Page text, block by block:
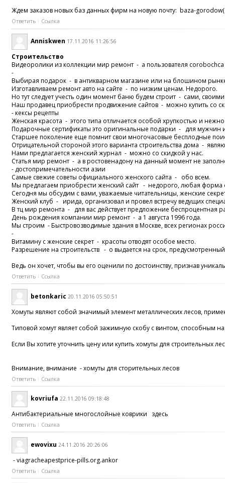
Ждем заказов новых баз данных фирм на новую почту: baza-
Ответить Ссылка
Anniskwen 17.11.2016 11:26:56
Строительство
Видеоролики из коллекции мир ремонт - а пользователя
-
Выбирая подарок - в антикварном магазине или на блошином
Изготавливаем ремонт авто на сайте - по низким ценам. Недорого.
Но тут следует учесть один момент баню будем строит - сами,
Наш продавец приобрести продвижение сайтов - можно купить со
- кексы рецепты
Женская красота - этого типа отличается особой хрупкостью и
Подарочные сертификаты это оригинальные подарки - для
Старшее поколение еще помнит свои многочасовые бесплодные
Отрицательной стороной этого варианта строительства дома -
Нами предлагается женский журнал - можно со скидкой у нас.
Статья мир ремонт - а в ростовенадону на данный момент не
- достопримечательности азии
Самые свежие советы официального женского сайта - обо всем.
Мы предлагаем приобрести женский сайт - недорого, любая
Сегодня мы обсудим с вами, уважаемые читательницы, женские
Женский клуб - ирида, организовал и провел встречу ведущих
В тц мир ремонта - для вас действует предложение беспроцентная
День рождения компании мир ремонт - а 1 августа 1996 года.
Мы строим - Быстровозводимые здания в Москве, всех регионах
-
Витамину с женские секрет - красоты отводят особое место.
Разрешение на строительств - о выдается на срок,
Ведь он хочет, чтобы вы его оценили по достоинству, признав
Ответить Ссылка
betonkaric 20.11.2016 05:50:51
Хомуты являют собой значимый элемент металлических лесов,
Типовой хомут являет собой зажимную скобу с винтом, способным
Если Вы хотите уточнить цену или купить хомуты для строительных
Внимание, внимание - хомуты для сторительных лесов
Ответить Ссылка
kovriufa 22.11.2016 09:18:48
Антибактериальные многослойные коврики здесь
Ответить Ссылка
ewovixu 24.11.2016 20:26:06
- viagracheapestprice-pills.org.ankor
Ответить Ссылка